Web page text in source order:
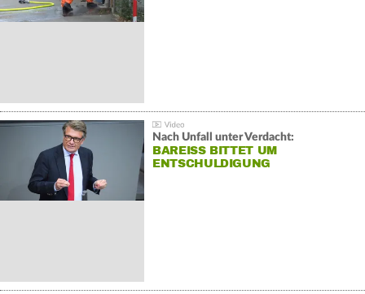
Nach Unfall unter Verdacht:
BAREISS BITTET UM E
NTSCHULDIGUNG